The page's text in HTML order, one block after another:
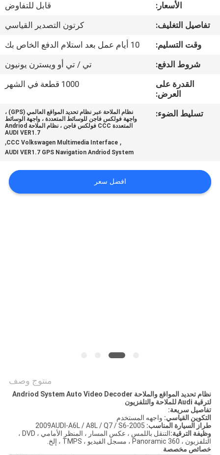
جولة
في
المعمل
مراقبة
أخبار
الأسعار:
قابل للتفاوض
تفاصيل التغليف:
كرتون التصدير القياسي
وقت التسليم:
10 أيام عمل بعد استلام الدفع الخاص بك
شروط الدفع:
تي / تي أو ويسترن يونيون
القدرة على
العرض:
1000 قطعة في الشهر
تسليط الضوء:
نظام الملاحة عبر نظام تحديد المواقع العالمي (GPS) ،
واجهة فولكس فاجن للوسائط المتعددة ، واجهة الوسائط
المتعددة CCC فولكس فاجن ، نظام الملاحة Andriod
AUDI VER1.7
,
CCC Volkswagen Multimedia Interface
,
AUDI VER1.7 GPS Navigation Andriod System
افضل سعر
منتوج وصف
نظام تحديد المواقع والملاحة Andriod System Auto Video Decoder
لترقية Audi للملاحة والتلفزيون
تفاصيل سريعة:
التكوين القياسي: واجهه المستخدم
طراز السيارة المناسب:
وظيفة الترقية:
التنقل باللمس ، عكس المسار ، المنظر الأمامي ، DVD ،
التلفزيون ، 360 Panoramic ، مسجل الفيديو ، TMPS ، إلخ.
خصائص مخصصة